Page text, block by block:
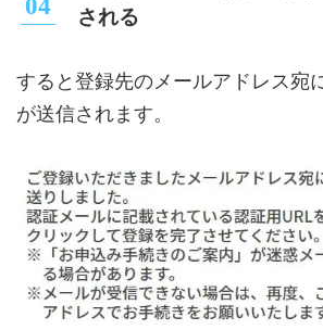
される
すると登録先のメールアドレス宛
が送信されます。